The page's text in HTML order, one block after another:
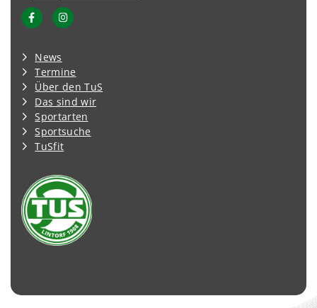
News
Termine
Über den TuS
Das sind wir
Sportarten
Sportsuche
TuSfit